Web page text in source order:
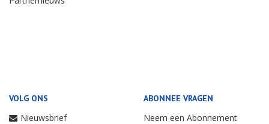
VOLG ONS
Nieuwsbrief
ABONNEE VRAGEN
Neem een Abonnement